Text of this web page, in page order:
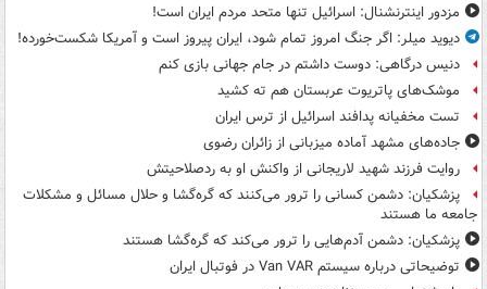
مزدور اینترنشنال: اسرائیل تنها متحد مردم ایران است!
دیوید میلر: اگر جنگ امروز تمام شود، ایران پیروز است و آمریکا شکست‌خورده!
دنیس درگاهی: دوست داشتم در جام جهانی بازی کنم
موشک‌های پاتریوت عربستان هم ته‌ کشید
تست مخفیانه پدافند اسرائیل از ترس ایران
جاده‌های مشهد آماده میزبانی از زائران رضوی
روایت فرزند شهید لاریجانی از واکنش او به ردصلاحیتش
پزشکیان: دشمن کسانی را ترور می‌کنند که گره‌گشا و حلال مسائل و مشکلات
جامعه ما هستند
پزشکیان: دشمن آدم‌هایی را ترور می‌کند که گره‌گشا هستند
توضیحاتی درباره سیستم Van VAR در فوتبال ایران